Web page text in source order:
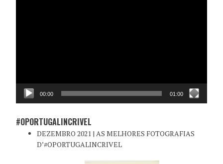
00:00 01:00
#OPORTUGALINCRIVEL
DEZEMBRO 2021 | AS MELHORES FOTOGRAFIAS
D’#OPORTUGALINCRIVEL